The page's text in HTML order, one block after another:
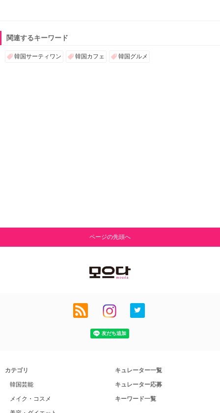
関連するキーワード
韓国サーティワン 韓国カフェ 韓国グルメ
ページの先頭へ
カテゴリ
韓国芸能
メイク・コスメ
キュレーター一覧
キュレーター応募
キーワード一覧